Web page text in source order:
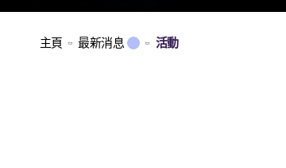
主頁 最新消息 活動